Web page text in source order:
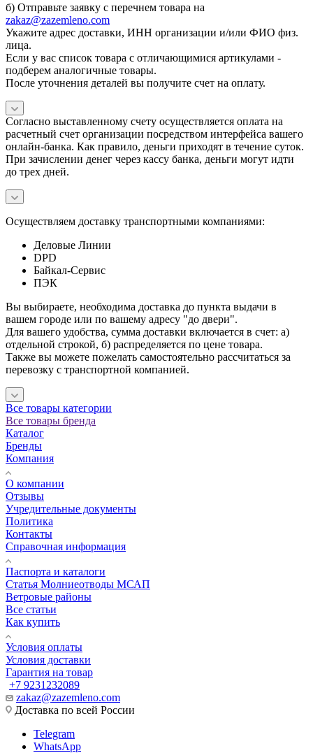
б) Отправьте заявку с перечнем товара на
zakaz@zazemleno.com
Укажите адрес доставки, ИНН организации и/или ФИО физ.
лица.
Если у вас список товара с отличающимися артикулами -
подберем аналогичные товары.
После уточнения деталей вы получите счет на оплату.
Согласно выставленному счету осуществляется оплата на
расчетный счет организации посредством интерфейса вашего
онлайн-банка. Как правило, деньги приходят в течение суток.
При зачислении денег через кассу банка, деньги могут идти
до трех дней.
Осуществляем доставку транспортными компаниями:
Деловые Линии
DPD
Байкал-Сервис
ПЭК
Вы выбираете, необходима доставка до пункта выдачи в
вашем городе или по вашему адресу "до двери".
Для вашего удобства, сумма доставки включается в счет: а)
отдельной строкой, б) распределяется по цене товара.
Также вы можете пожелать самостоятельно рассчитаться за
перевозку с транспортной компанией.
Все товары категории
Все товары бренда
Каталог
Бренды
Компания
О компании
Отзывы
Учредительные документы
Политика
Контакты
Справочная информация
Паспорта и каталоги
Статья Молниеотводы МСАП
Ветровые районы
Все статьи
Как купить
Условия оплаты
Условия доставки
Гарантия на товар
+7 9231232089
zakaz@zazemleno.com
Доставка по всей России
Telegram
WhatsApp